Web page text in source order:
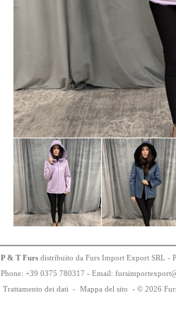
P & T Furs distribuito da Furs Import Export SRL -
Phone: +39 0375 780317 - Email: fursimportexport
Trattamento dei dati - Mappa del sito - © 2026